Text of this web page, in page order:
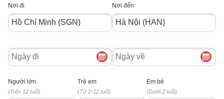
Nơi đi Nơi đến
Ngày
đi
Ngày
về
Người lớn
(Trên 12 tuổi)
Trẻ em
(Từ 2-12 tuổi)
Em bé
(Dưới 2 tuổi)